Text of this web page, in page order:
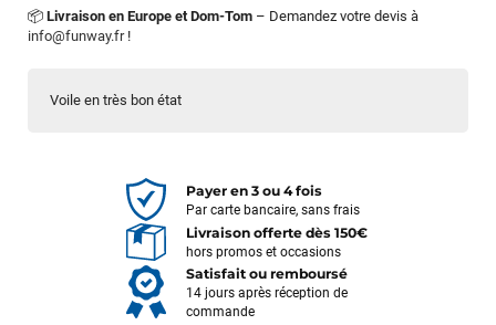
Voile en très bon état
📦 Livraison en Europe et Dom-Tom – Demandez votre devis à
info@funway.fr!
Payer en 3 ou 4 fois
Par carte bancaire, sans frais
Livraison offerte dès 150€
hors promos et occasions
Satisfait ou remboursé
14 jours après réception de
commande